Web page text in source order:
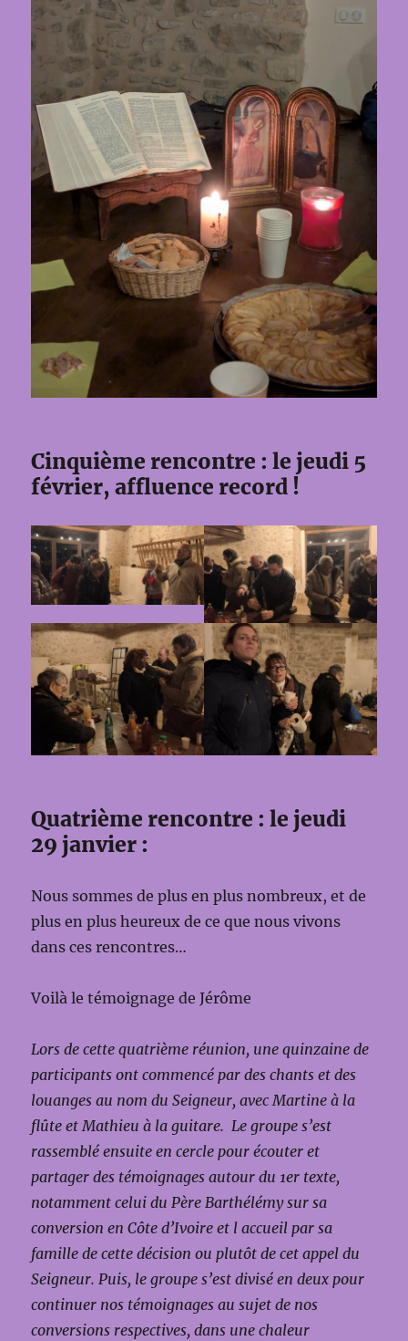
Cinquième rencontre : le jeudi 5
février, affluence record !
Quatrième rencontre : le jeudi
29 janvier :
Nous sommes de plus en plus nombreux, et de
plus en plus heureux de ce que nous vivons
dans ces rencontres…
Voilà le témoignage de Jérôme
Lors de cette quatrième réunion, une quinzaine de
participants ont commencé par des chants et des
louanges au nom du Seigneur, avec Martine à la
flûte et Mathieu à la guitare. Le groupe s’est
rassemblé ensuite en cercle pour écouter et
partager des témoignages autour du 1er texte,
notamment celui du Père Barthélémy sur sa
conversion en Côte d’Ivoire et l accueil par sa
famille de cette décision ou plutôt de cet appel du
Seigneur. Puis, le groupe s’est divisé en deux pour
continuer nos témoignages au sujet de nos
conversions respectives, dans une chaleur